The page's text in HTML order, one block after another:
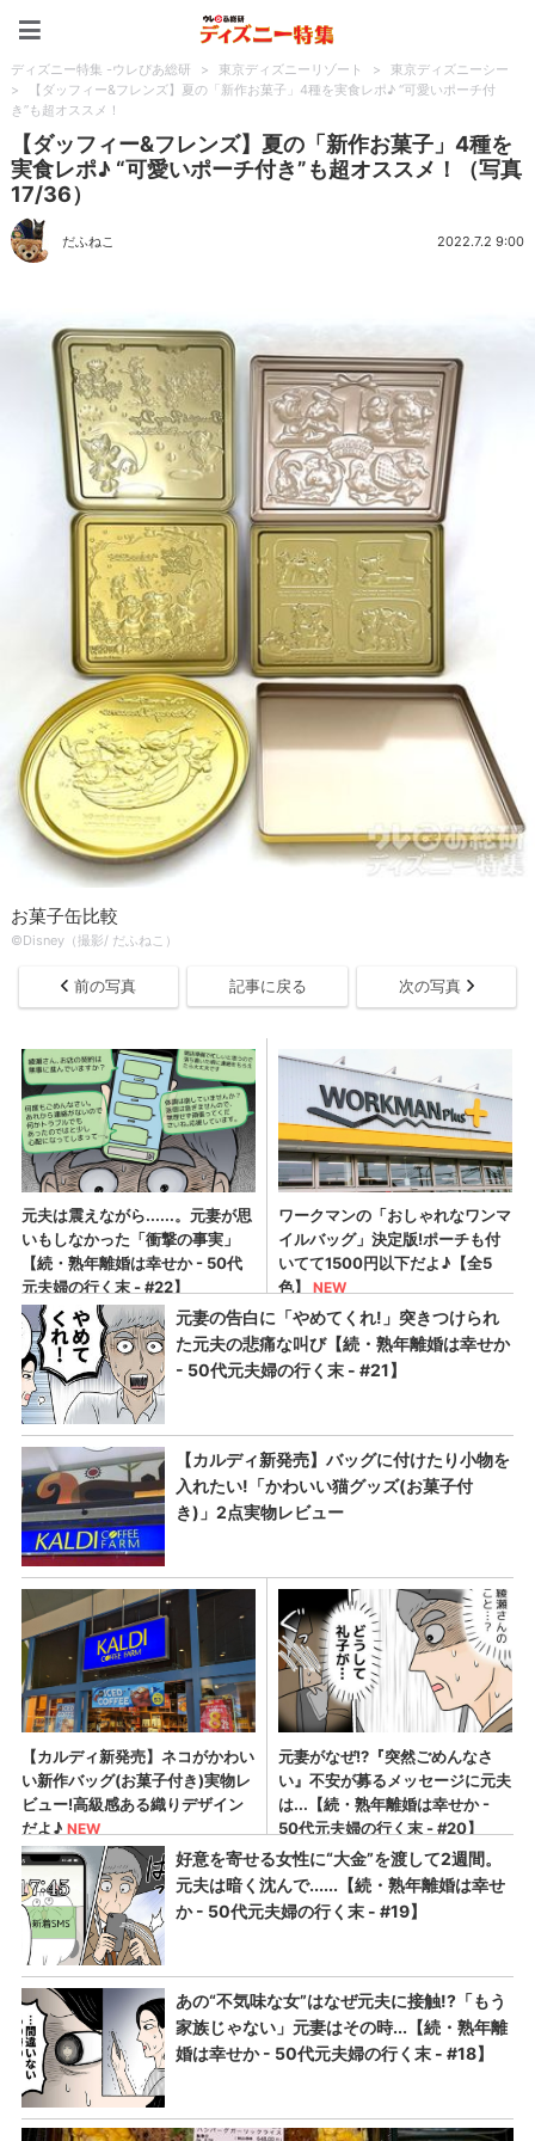
ディズニー特集 -ウレぴあ総研 > 東京ディズニーリゾート >
東京ディズニーシー
>
【ダッフィー&フレンズ】夏の「新作お菓子」4種を実食レポ♪ “可愛いポーチ付
き”も超オススメ！
【ダッフィー&フレンズ】夏の「新作お菓子」4種を
実食レポ♪ “可愛いポーチ付き”も超オススメ！（写真
17/36）
だふねこ 2022.7.2 9:00
お菓子缶比較
©Disney（撮影/ だふねこ）
前の写真 記事に戻る 次の写真